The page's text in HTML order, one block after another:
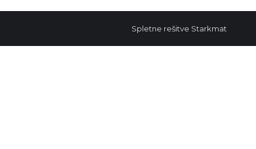
Spletne rešitve Starkmat